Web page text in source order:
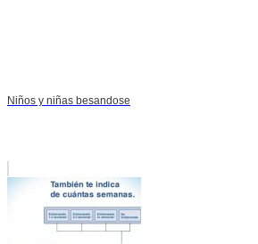
Niños y niñas besandose